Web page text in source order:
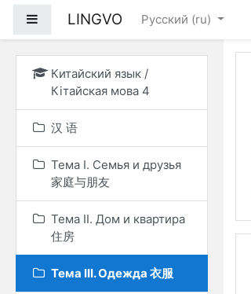
Боковая панель
LINGVO Русский ‎(ru)‎
Китайский язык /
Кітайская мова 4
汉 语
Тема I. Семья и друзья
家庭与朋友
Тема II. Дом и квартира
住房
Тема III. Одежда 衣服